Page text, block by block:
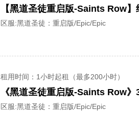
【黑道圣徒重启版-Saints Row
区服:黑道圣徒：重启版/Epic/Epic
租用时间 ：1小时起租（最多200小时）
《黑道圣徒重启版-Saints Row
区服:黑道圣徒：重启版/Epic/Epic